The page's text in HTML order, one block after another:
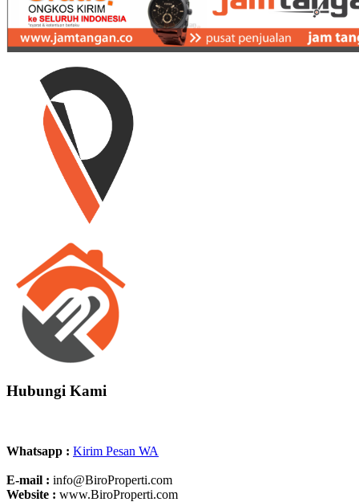
Hubungi Kami
Whatsapp : Kirim Pesan WA
E-mail : info@BiroProperti.com
Website : www.BiroProperti.com